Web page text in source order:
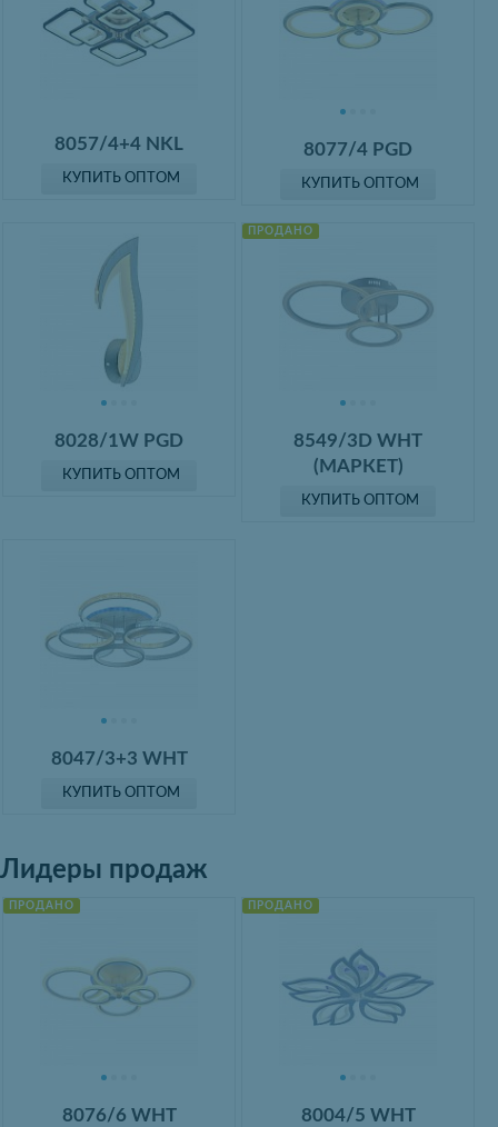
8057/4+4 NKL
КУПИТЬ ОПТОМ
8077/4 PGD
КУПИТЬ ОПТОМ
8028/1W PGD
КУПИТЬ ОПТОМ
ПРОДАНО
8549/3D WHT
(МАРКЕТ)
КУПИТЬ ОПТОМ
8047/3+3 WHT
КУПИТЬ ОПТОМ
Лидеры продаж
ПРОДАНО
8076/6 WHT
ПРОДАНО
8004/5 WHT